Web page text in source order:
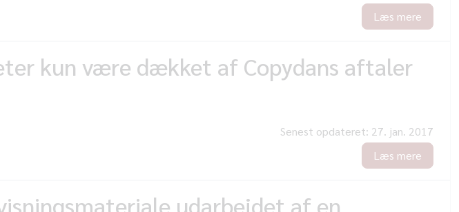
Læs mere
kun være dækket af Copydans aftaler
Senest opdateret: 27. jan. 2017
Læs mere
udarbejdet af en